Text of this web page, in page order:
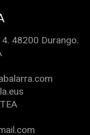
48200 Durango.